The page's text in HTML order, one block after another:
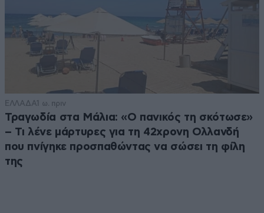
ΕΛΛΑΔΑ1 ω. πριν
Τραγωδία στα Μάλια: «Ο πανικός τη σκότωσε»
– Τι λένε μάρτυρες για τη 42χρονη Ολλανδή
που πνίγηκε προσπαθώντας να σώσει τη φίλη
της